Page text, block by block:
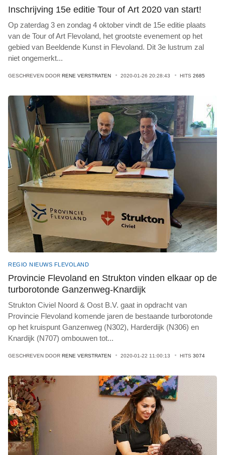
Inschrijving 15e editie Tour of Art 2020 van start!
Op zaterdag 3 en zondag 4 oktober vindt de 15e editie plaats
van de Tour of Art Flevoland, het grootste evenement op het
gebied van Beeldende Kunst in Flevoland. Dit 3e lustrum zal
niet ongemerkt...
GESCHREVEN DOOR RENE VERSTRATEN 2020-01-26 20:28:43 HITS 2685
REGIO NIEUWS FLEVOLAND
Provincie Flevoland en Strukton vinden elkaar op de
turborotonde Ganzenweg-Knardijk
Strukton Civiel Noord & Oost B.V. gaat in opdracht van
Provincie Flevoland komende jaren de bestaande turborotonde
op het kruispunt Ganzenweg (N302), Harderdijk (N306) en
Knardijk (N707) ombouwen tot...
GESCHREVEN DOOR RENE VERSTRATEN 2020-01-22 11:00:13 HITS 3074